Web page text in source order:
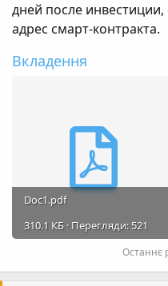
дней после
адрес смарт-контракта.
Вкладення
Doc1.pdf
310.1 КБ · Перегляди: 521
Останнє